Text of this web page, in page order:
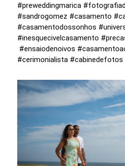
#preweddingmarica
#sandrogomez #casamento
#casamentodossonhos
#inesquecivelcasamento
#ensaiodenoivos
#cerimonialista #cabinedefotos